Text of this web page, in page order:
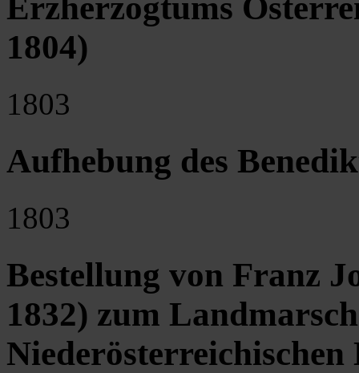
1804)
1803
Aufhebung des
1803
Bestellung von Franz
1832) zum